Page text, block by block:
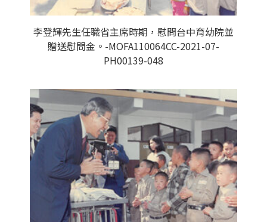
李登輝先生任職省主席時期，慰問台中育幼院並
贈送慰問金。-MOFA110064CC-2021-07-
PH00139-048